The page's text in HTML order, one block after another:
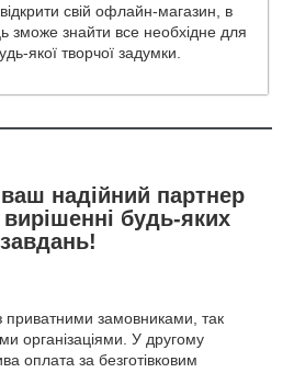
свій офлайн-магазин, в
зможе знайти все необхідне для
якої творчої задумки.
надійний партнер
вирішенні будь-яких
завдань!
замовниками, так
організаціями. У другому
оплата за безготівковим